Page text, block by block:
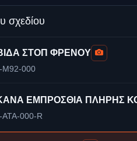
σχεδίου
ΣΤΟΠ ΦΡΕΝΟΥ
M92-000
ΕΜΠΡΟΣΘΙΑ ΠΛΗΡΗΣ
000-R